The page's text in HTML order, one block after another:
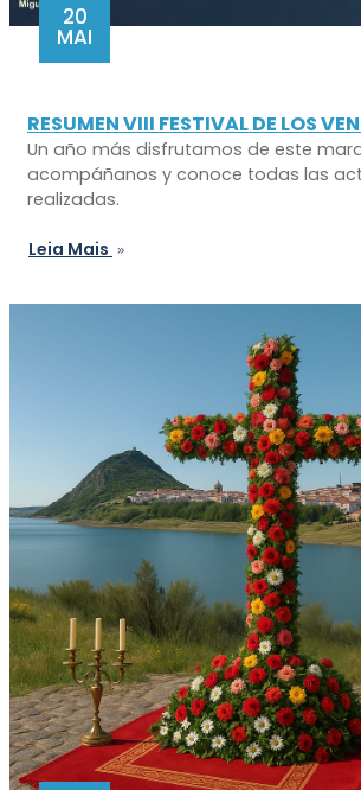
20
MAI
RESUMEN VIII FESTIVAL DE LOS
Un año más disfrutamos de este
acompáñanos y conoce todas las
realizadas.
Leia Mais